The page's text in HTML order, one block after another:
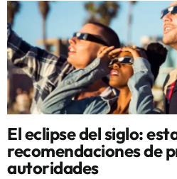
El eclipse del siglo:
recomendaciones de
autoridades